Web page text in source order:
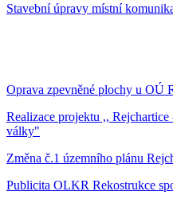
Stavební úpravy místní
Oprava zpevněné plochy u OÚ
Realizace projektu ,,
války"
Změna č.1 územního plánu
Publicita OLKR Rekostrukce